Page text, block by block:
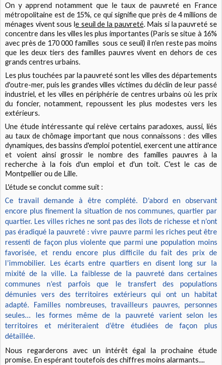
On y apprend notamment que le taux de pauvreté en France
métropolitaine est de 15%, ce qui signifie que près de 4 millions de
ménages vivent sous le seuil de la pauvreté. Mais si la pauvreté se
concentre dans les villes les plus importantes (Paris se situe à 16%
avec près de 170 000 familles sous ce seuil) il n'en reste pas moins
que les deux tiers des familles pauvres vivent en dehors de ces
grands centres urbains.
Les plus touchées par la pauvreté sont les villes des départements
d'outre-mer, puis les grandes villes victimes du déclin de leur passé
industriel, et les villes en périphérie de centres urbains où les prix
du foncier, notamment, repoussent les plus modestes vers les
extérieurs.
Une étude intéressante qui relève certains paradoxes, aussi, liés
au taux de chômage important que nous connaissons : des villes
dynamiques, des bassins d'emploi potentiel, exercent une attirance
et voient ainsi grossir le nombre des familles pauvres à la
recherche à la fois d'un emploi et d'un toit. C'est le cas de
Montpellier ou de Lille.
L'étude se conclut comme suit :
Ce travail demande à être complété. D’abord en observant
encore plus finement la situation de nos communes, quartier par
quartier. Les villes riches ne sont pas des îlots de richesse et n’ont
pas éradiqué la pauvreté : vivre pauvre parmi les riches peut être
ressenti de façon plus violente que parmi une population moins
favorisée, et rendu encore plus difficile du fait des prix de
l’immobilier. Les écarts entre quartiers en disent long sur la
mixité de la ville. La faiblesse de la pauvreté dans certaines
communes n’est parfois que le transfert des populations
démunies vers des territoires extérieurs qui ont un habitat
adapté. Familles nombreuses, travailleurs pauvres, personnes
seules... les formes même de la pauvreté varient selon les
territoires et mériteraient d’être étudiées de façon plus
détaillée.
Nous regarderons avec un intérêt égal la prochaine étude
promise. En espérant toutefois des chiffres moins alarmants....